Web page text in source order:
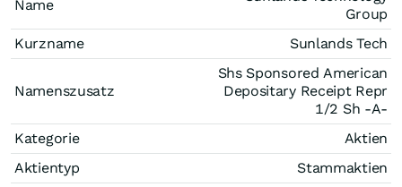
Name
Group
Kurzname
Sunlands Tech
Namenszusatz
Shs Sponsored American
Depositary Receipt Repr
1/2 Sh -A-
Kategorie
Aktien
Aktientyp
Stammaktien